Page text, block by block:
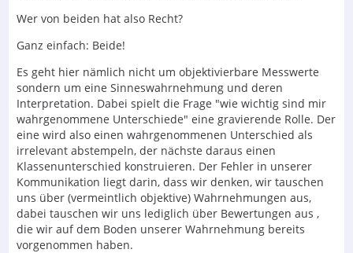
Wer von beiden hat also Recht?
Ganz einfach: Beide!
Es geht hier nämlich nicht um objektivierbare Messwerte
sondern um eine Sinneswahrnehmung und deren
Interpretation. Dabei spielt die Frage "wie wichtig sind mir
wahrgenommene Unterschiede" eine gravierende Rolle. Der
eine wird also einen wahrgenommenen Unterschied als
irrelevant abstempeln, der nächste daraus einen
Klassenunterschied konstruieren. Der Fehler in unserer
Kommunikation liegt darin, dass wir denken, wir tauschen
uns über (vermeintlich objektive) Wahrnehmungen aus,
dabei tauschen wir uns lediglich über Bewertungen aus ,
die wir auf dem Boden unserer Wahrnehmung bereits
vorgenommen haben.